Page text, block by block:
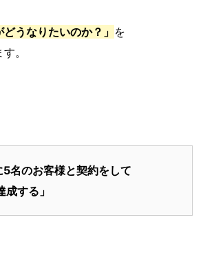
どうなりたいのか？」 を
。
5名のお客様と契約をして
する」